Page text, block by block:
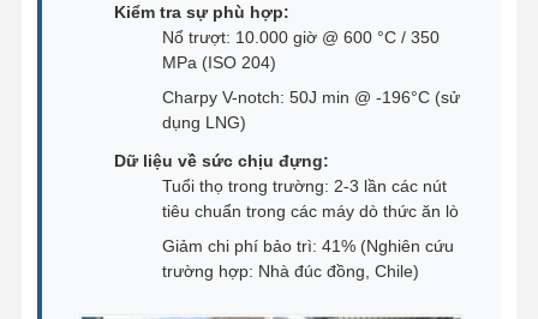
Kiểm tra sự phù hợp:
Nổ trượt: 10.000 giờ @ 600 °C / 350
MPa (ISO 204)
Charpy V-notch: 50J min @ -196°C (sử
dụng LNG)
Dữ liệu về sức chịu đựng:
Tuổi thọ trong trường: 2-3 lần các nút
tiêu chuẩn trong các máy dò thức ăn lò
Giảm chi phí bảo trì: 41% (Nghiên cứu
trường hợp: Nhà đúc đồng, Chile)